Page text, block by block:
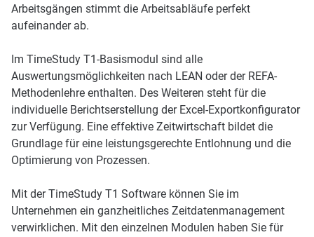
Arbeitsgängen stimmt die Arbeitsabläufe perfekt
aufeinander ab.
Im TimeStudy T1-Basismodul sind alle
Auswertungsmöglichkeiten nach LEAN oder der REFA-
Methodenlehre enthalten. Des Weiteren steht für die
individuelle Berichtserstellung der Excel-Exportkonfigurator
zur Verfügung. Eine effektive Zeitwirtschaft bildet die
Grundlage für eine leistungsgerechte Entlohnung und die
Optimierung von Prozessen.
Mit der TimeStudy T1 Software können Sie im
Unternehmen ein ganzheitliches Zeitdatenmanagement
verwirklichen. Mit den einzelnen Modulen haben Sie für